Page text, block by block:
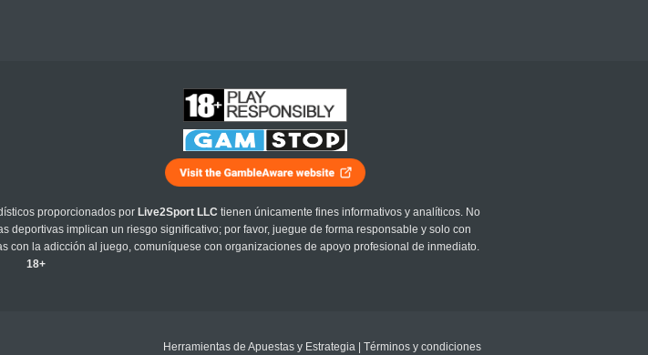
proporcionados por Live2Sport LLC tienen únicamente fines informativos y analíticos. No
implican un riesgo significativo; por favor, juegue de forma responsable y solo con
con la adicción al juego, comuníquese con organizaciones de apoyo profesional de inmediato.
18+
Herramientas de Apuestas y Estrategia Términos y condiciones